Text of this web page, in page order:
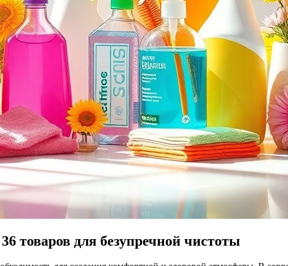
товаров для безупречной чистоты